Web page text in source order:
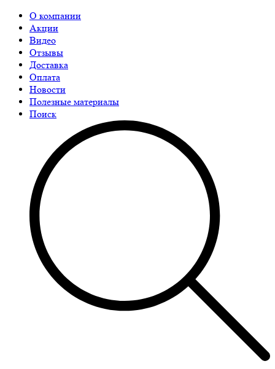
О компании
Акции
Видео
Отзывы
Доставка
Оплата
Новости
Полезные материалы
Поиск